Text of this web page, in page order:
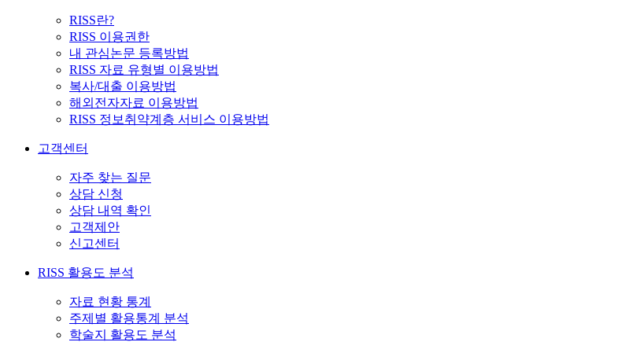
RISS란?
RISS 이용권한
내 관심논문 등록방법
RISS 자료 유형별 이용방법
복사/대출 이용방법
해외전자자료 이용방법
RISS 정보취약계층 서비스 이용방법
고객센터
자주 찾는 질문
상담 신청
상담 내역 확인
고객제안
신고센터
RISS 활용도 분석
자료 현황 통계
주제별 활용통계 분석
학술지 활용도 분석